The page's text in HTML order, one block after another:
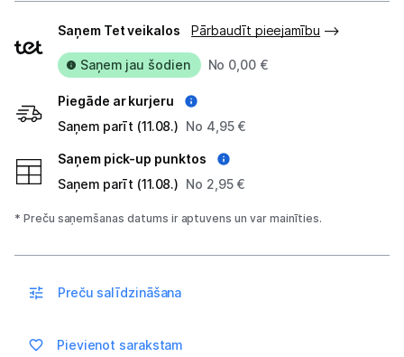
Tīkla iekārtas
Drukas iekārtas
Biroja piederumi
Viedierīces
Sadzīves tehnika
veidi
Saņem Tet veikalos Pārbaudīt pieejamību
Saņem jau šodien No 0,00 €
Piegāde ar kurjeru
Saņem parīt (11.08.) No 4,95 €
Saņem pick-up punktos
Saņem parīt (11.08.) No 2,95 €
* Preču saņemšanas datums ir aptuvens un var mainīties.
Preču salīdzināšana
Pievienot sarakstam